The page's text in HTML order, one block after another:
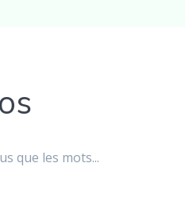
que les mots...